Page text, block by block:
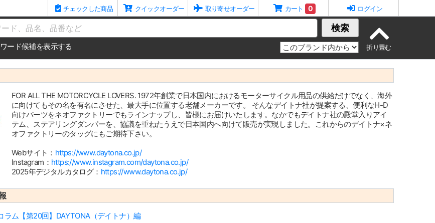
チェックした商品 クイックオーダー 取り寄せオーダー カート 0 ログイン
検索
ード候補を表示する
FOR ALL THE MOTORCYCLE LOVERS. 1972年創業で日本国内におけるモーターサイクル用品の供給だけでなく、海外
に向けてもその名を有名にさせた、最大手に位置する老舗メーカーです。 そんなデイトナ社が提案する、便利なH-D
向けパーツをネオファクトリーでもラインナップし、皆様にお届けいたします。なかでもデイトナ社の殿堂入りアイ
テム、ステアリングダンパーを、協議を重ねたうえで日本国内へ向けて販売が実現しました。これからのデイトナ×ネ
オファクトリーのタッグにもご期待下さい。
Webサイト： https://www.daytona.co.jp/
Instagram： https://www.instagram.com/daytona.co.jp/
2025年デジタルカタログ： https://www.daytona.co.jp/
ラム【第20回】DAYTONA（デイトナ）編